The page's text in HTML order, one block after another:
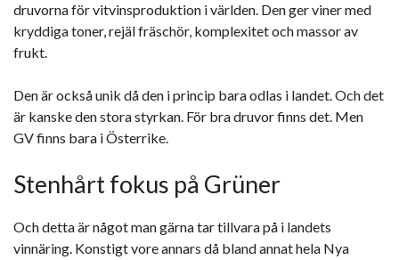
druvorna för vitvinsproduktion i världen. Den ger viner med
kryddiga toner, rejäl fräschör, komplexitet och massor av
frukt.
Den är också unik då den i princip bara odlas i landet. Och det
är kanske den stora styrkan. För bra druvor finns det. Men
GV finns bara i Österrike.
Stenhårt fokus på Grüner
Och detta är något man gärna tar tillvara på i landets
vinnäring. Konstigt vore annars då bland annat hela Nya